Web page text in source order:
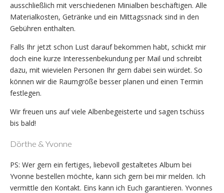
ausschließlich mit verschiedenen Minialben beschäftigen. Alle
Materialkosten, Getränke und ein Mittagssnack sind in den
Gebühren enthalten.
Falls Ihr jetzt schon Lust darauf bekommen habt, schickt mir
doch eine kurze Interessenbekundung per Mail und schreibt
dazu, mit wievielen Personen Ihr gern dabei sein würdet. So
können wir die Raumgröße besser planen und einen Termin
festlegen.
Wir freuen uns auf viele Albenbegeisterte und sagen tschüss
bis bald!
Dörthe & Yvonne
PS: Wer gern ein fertiges, liebevoll gestaltetes Album bei
Yvonne bestellen möchte, kann sich gern bei mir melden. Ich
vermittle den Kontakt. Eins kann ich Euch garantieren. Yvonnes